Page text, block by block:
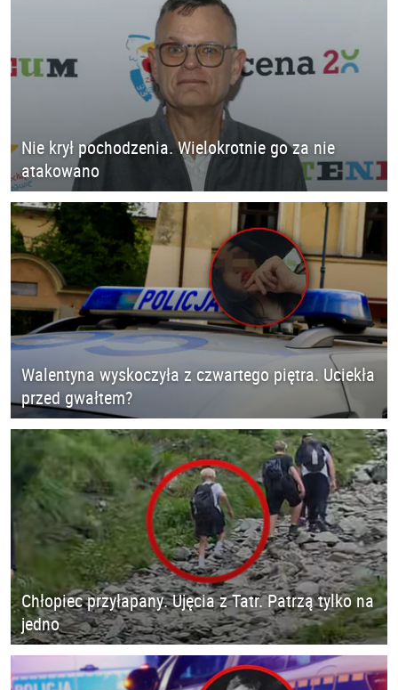
Nie krył pochodzenia. Wielokrotnie go za nie
atakowano
Walentyna wyskoczyła z czwartego piętra. Uciekła
przed gwałtem?
Chłopiec przyłapany. Ujęcia z Tatr. Patrzą tylko na
jedno